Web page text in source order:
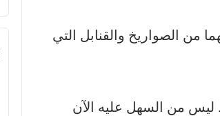
من الصواريخ والقنابل التي
ليس من السهل عليه الآن